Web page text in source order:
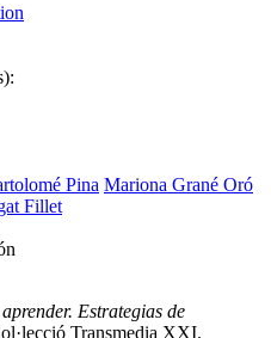
Pina Mariona Grané Oró
Fillet
Estrategias de
Transmedia XXI.